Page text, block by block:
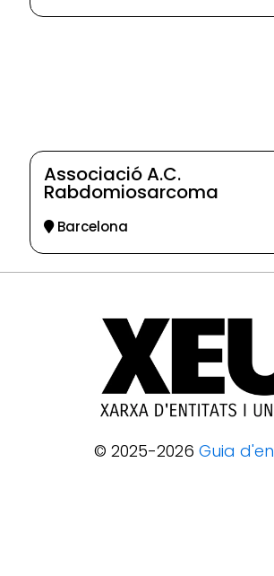
Associació A.C.
Rabdomiosarcoma
Barcelona
© 2025-2026 Guia